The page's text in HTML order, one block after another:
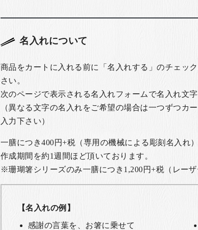
名入れについて
商品をカートに入れる前に「名入れする」のチェッ
さい。
次のページで表示される名入れフォームで名入れ文字
（異なる文字の名入れをご希望の場合は一つずつカ
入力下さい）
一膳につき400円+税（専用の機械による彫刻名入れ）
作成期間を約1週間ほど頂いております。
※珊瑚箸シリーズのみ一膳につき1,200円+税 （レー
【名入れの例】
感謝の言葉を、お箸に乗せて